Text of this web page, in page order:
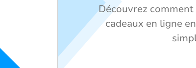
Découvrez
cadeaux en ligne